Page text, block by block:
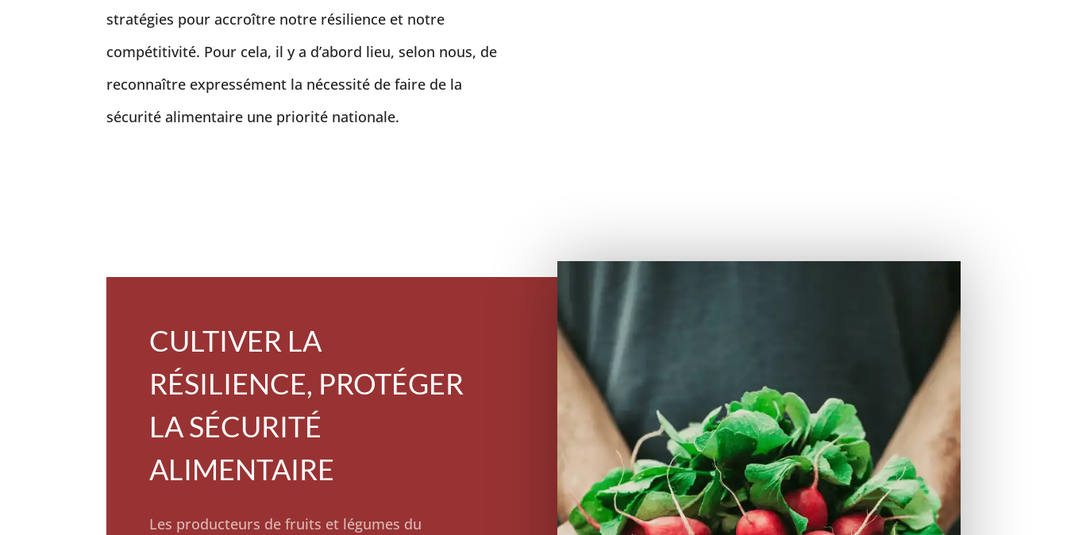
stratégies pour accroître notre résilience et notre
compétitivité. Pour cela, il y a d’abord lieu, selon nous, de
reconnaître expressément la nécessité de faire de la
sécurité alimentaire une priorité nationale.
CULTIVER LA
RÉSILIENCE, PROTÉGER
LA SÉCURITÉ
ALIMENTAIRE
Les producteurs de fruits et légumes du